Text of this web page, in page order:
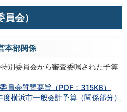
会）
本部関係
別委員会から審査委嘱された予算
員会質問要旨（PDF：315KB）
横浜市一般会計予算（関係部分）